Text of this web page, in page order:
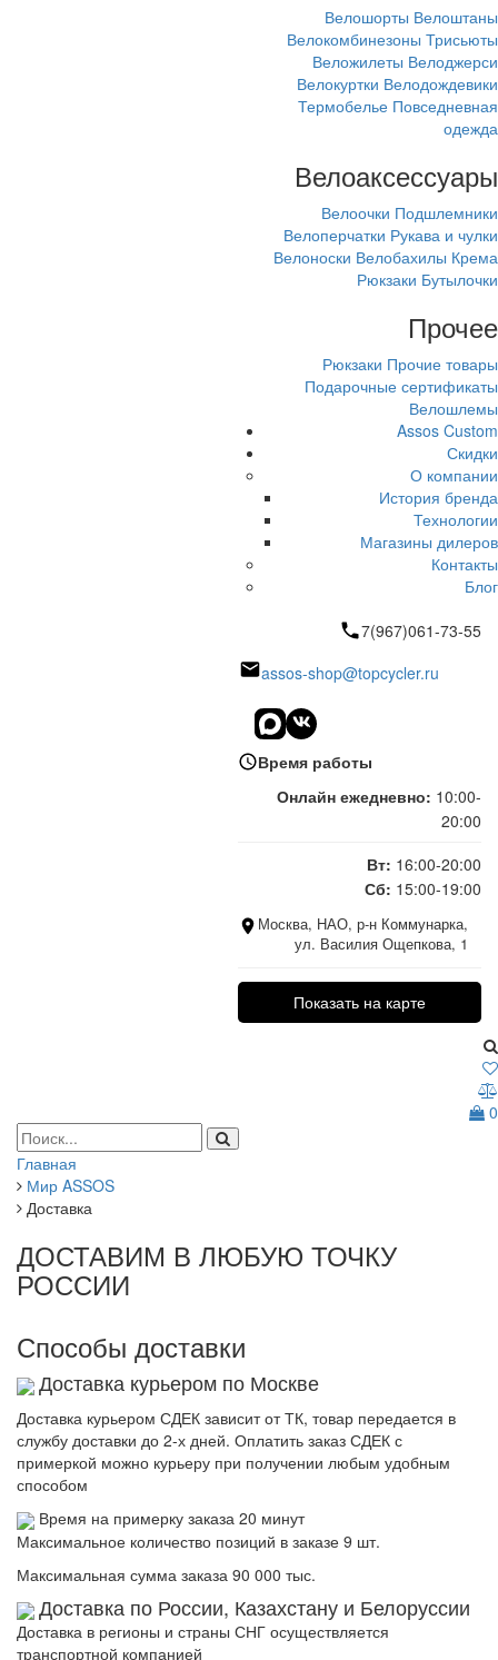
Велошорты Велоштаны
Велокомбинезоны Трисьюты
Веложилеты Велоджерси
Велокуртки Велодождевики
Термобелье Повседневная
одежда
Велоаксессуары
Велоочки Подшлемники
Велоперчатки Рукава и чулки
Велоноски Велобахилы Крема
Рюкзаки Бутылочки
Прочее
Рюкзаки Прочие товары
Подарочные сертификаты
Велошлемы
Assos Custom
Скидки
О компании
История бренда
Технологии
Магазины дилеров
Контакты
Блог
7(967)061-73-55
assos-shop@topcycler.ru
Время работы
Онлайн ежедневно: 10:00-
20:00
Вт: 16:00-20:00
Сб: 15:00-19:00
Москва, НАО, р-н Коммунарка,
ул. Василия Ощепкова, 1
Показать на карте
0
Главная
Мир ASSOS
Доставка
ДОСТАВИМ В ЛЮБУЮ ТОЧКУ
РОССИИ
Способы доставки
Доставка курьером по Москве
Доставка курьером СДЕК зависит от ТК, товар передается в
службу доставки до 2-х дней. Оплатить заказ СДЕК с
примеркой можно курьеру при получении любым удобным
способом
Время на примерку заказа 20 минут
Максимальное количество позиций в заказе 9 шт.
Максимальная сумма заказа 90 000 тыс.
Доставка по России, Казахстану и Белоруссии
Доставка в регионы и страны СНГ осуществляется
транспортной компанией